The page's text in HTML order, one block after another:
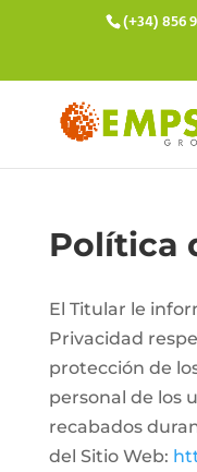
(+34) 856
Política
El Titular le
Privacidad
protección de
personal de los
recabados
del Sitio Web: